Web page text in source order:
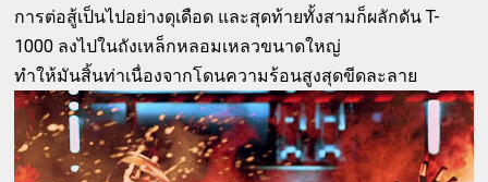
การต่อสู้เป็นไปอย่างดุเดือด และสุดท้ายทั้งสามก็ผลักดัน T-
1000 ลงไปในถังเหล็กหลอมเหลวขนาดใหญ่
ทำให้มันสิ้นท่าเนื่องจากโดนความร้อนสูงสุดขีดละลาย